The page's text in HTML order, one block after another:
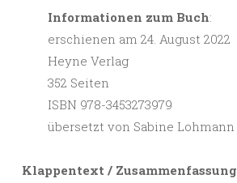
Informationen zum Buch:
erschienen am 24. August 2022
Heyne Verlag
352 Seiten
ISBN 978-3453273979
übersetzt von Sabine Lohmann
Klappentext / Zusammenfassung